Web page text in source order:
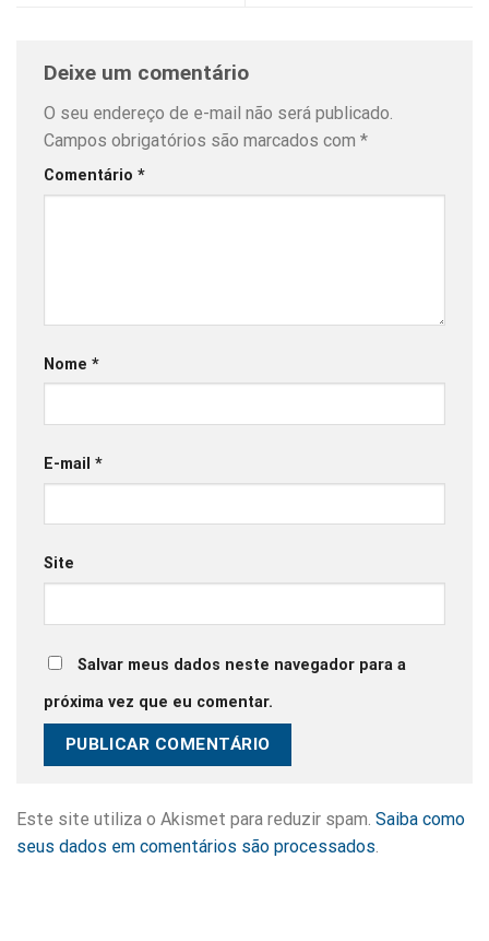
Deixe um comentário
O seu endereço de e-mail não será publicado.
Campos obrigatórios são marcados com *
Comentário *
Nome *
E-mail *
Site
Salvar meus dados neste navegador para a
próxima vez que eu comentar.
Este site utiliza o Akismet para reduzir spam. Saiba como
seus dados em comentários são processados.